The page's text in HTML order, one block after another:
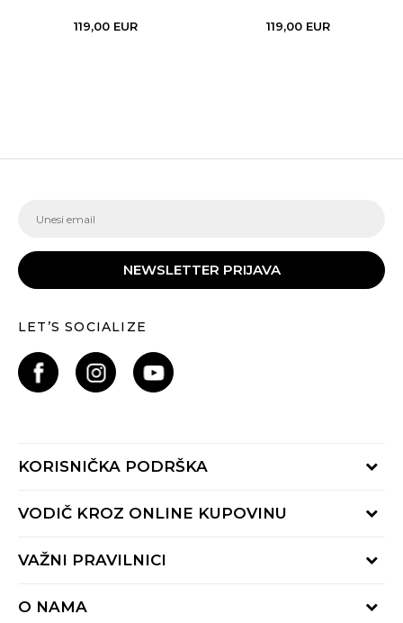
119,00 EUR 119,00 EUR
NEWSLETTER PRIJAVA
LET’S SOCIALIZE
KORISNIČKA PODRŠKA
Provjeri status porudžbine
Radno vrijeme 9-16h
VODIČ KROZ ONLINE KUPOVINU
Načini isporuke
Reklamacije
VAŽNI PRAVILNICI
O NAMA